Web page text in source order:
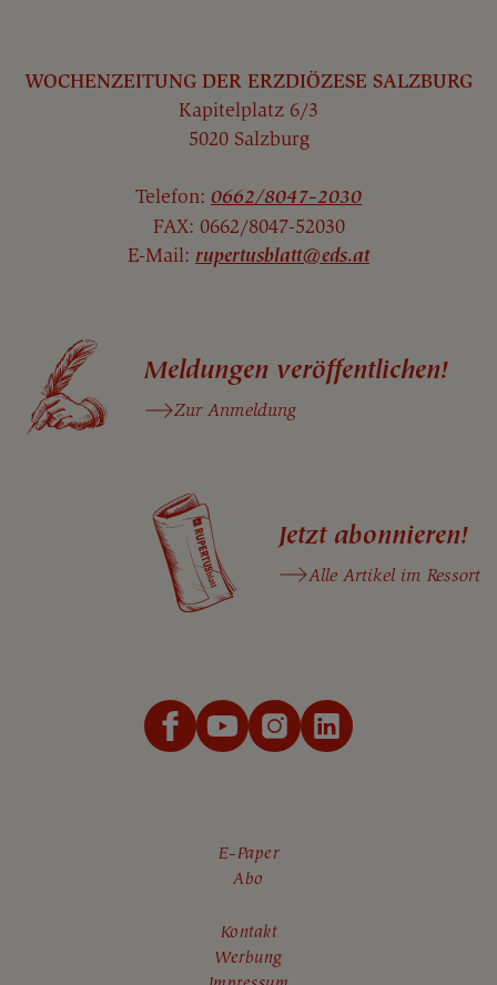
WOCHENZEITUNG DER ERZDIÖZESE SALZBURG
Kapitelplatz 6/3
5020 Salzburg
Telefon: 0662/8047-2030
FAX: 0662/8047-52030
E-Mail: rupertusblatt@eds.at
Meldungen veröffentlichen!
Zur Anmeldung
Jetzt abonnieren!
Alle Artikel im Ressort
E-Paper
Abo
Kontakt
Werbung